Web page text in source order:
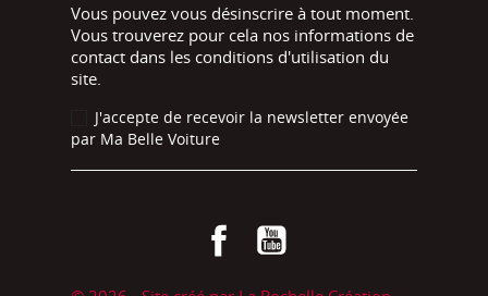
Vous pouvez vous désinscrire à tout moment.
Vous trouverez pour cela nos informations de
contact dans les conditions d'utilisation du
site.
J'accepte de recevoir la newsletter envoyée
par Ma Belle Voiture
Facebook